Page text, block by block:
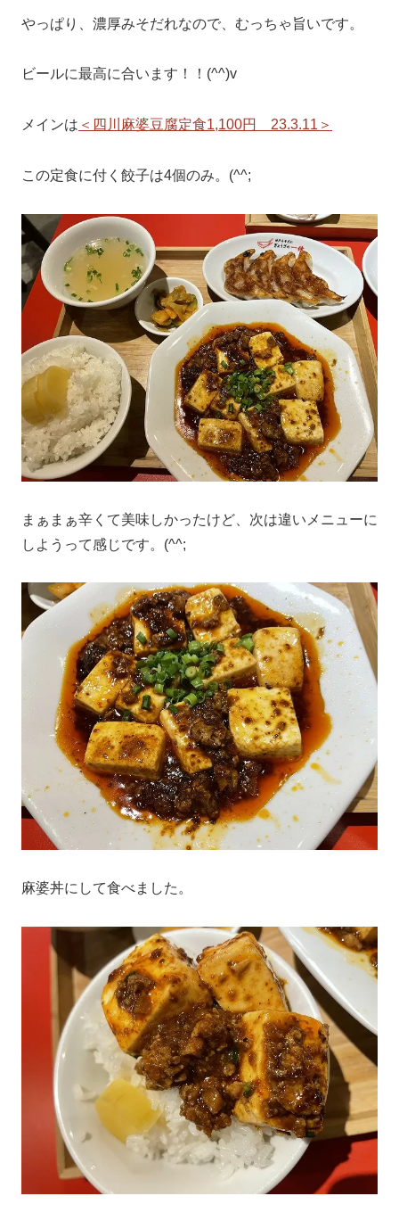
やっぱり、濃厚みそだれなので、むっちゃ旨いです。
ビールに最高に合います！！(^^)v
メインは ＜四川麻婆豆腐定食1,100円 23.3.11＞
この定食に付く餃子は4個のみ。(^^;
まぁまぁ辛くて美味しかったけど、次は違いメニューに
しようって感じです。(^^;
麻婆丼にして食べました。